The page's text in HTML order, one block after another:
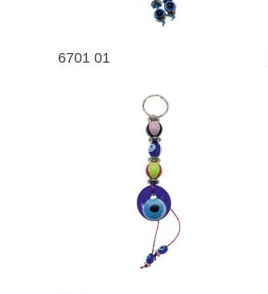
6701 01